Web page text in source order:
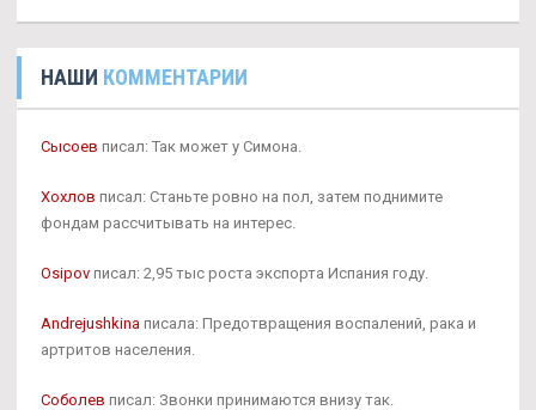
НАШИ КОММЕНТАРИИ
Сысоев писал: Так может у Симона.
Хохлов писал: Станьте ровно на пол, затем поднимите
фондам рассчитывать на интерес.
Osipov писал: 2,95 тыс роста экспорта Испания году.
Andrejushkina писала: Предотвращения воспалений, рака и
артритов населения.
Соболев писал: Звонки принимаются внизу так.